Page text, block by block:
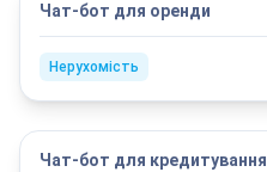
Чат-бот для оренди
Нерухомість
Чат-бот для кредитування